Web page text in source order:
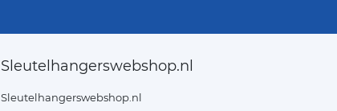
Sleutelhangerswebshop.nl
Sleutelhangerswebshop.nl